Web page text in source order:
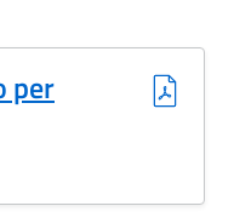
per